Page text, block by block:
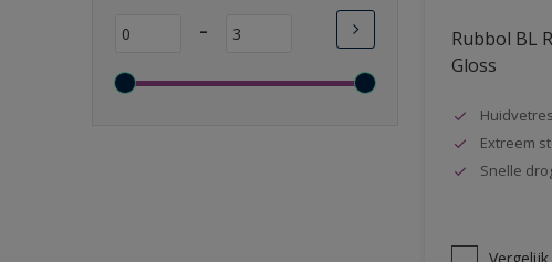
Wasbaar
Sneldrogend
-
Rubbol BL
Gloss
Extreem
Snelle